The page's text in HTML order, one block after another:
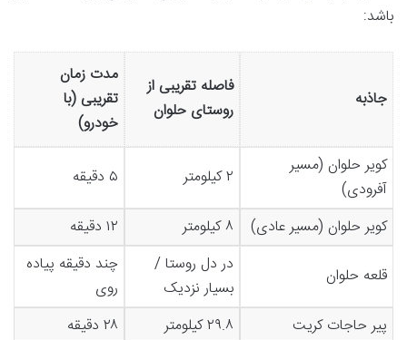
باشد:
جاذبه
فاصله تقریبی از
روستای حلوان
مدت زمان
تقریبی (با
خودرو)
کویر حلوان (مسیر
آفرودی)
۲ کیلومتر ۵ دقیقه
کویر حلوان (مسیر عادی) ۸ کیلومتر
۱۲ دقیقه
قلعه حلوان
در دل روستا /
بسیار نزدیک
چند دقیقه پیاده
روی
پیر حاجات کریت
۲۹.۸ کیلومتر
۲۸ دقیقه